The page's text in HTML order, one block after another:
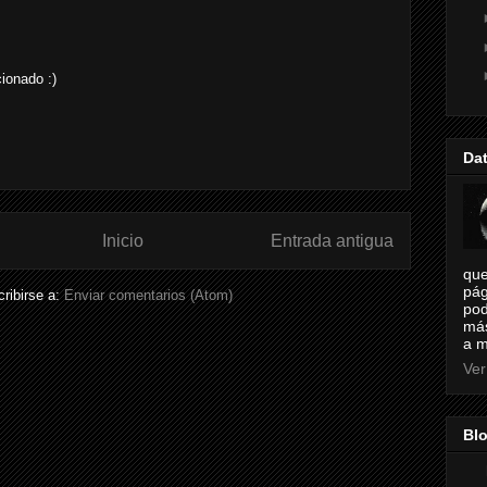
:)
Entrada antigua
Inicio
a:Enviar comentarios (Atom)
a